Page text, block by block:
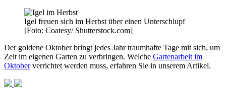
Igel freuen sich im Herbst über einen Unterschlupf
[Foto: Coatesy/ Shutterstock.com]
Der goldene Oktober bringt jedes Jahr traumhafte Tage mit sich, um
Zeit im eigenen Garten zu verbringen. Welche Gartenarbeit im
Oktoberverrichtet werden muss, erfahren Sie in unserem Artikel.